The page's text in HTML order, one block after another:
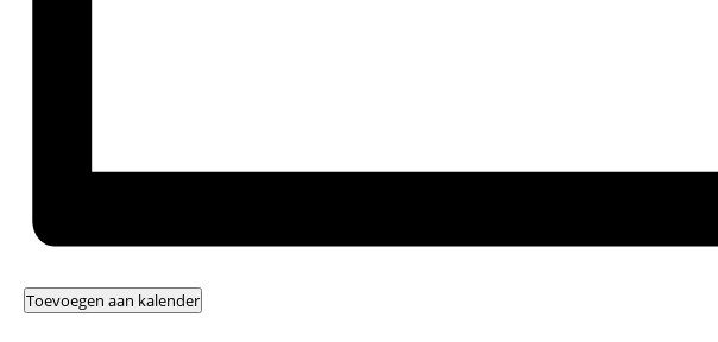
Toevoegen aan kalender